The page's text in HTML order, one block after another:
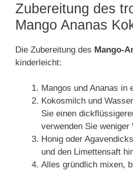
Zubereitung des
Mango Ananas
Die Zubereitung des Mango-
kinderleicht:
Mangos und Ananas in
Kokosmilch und
Sie einen
verwenden Sie weniger
Honig oder
und den Limettensaft
Alles gründlich mixen,